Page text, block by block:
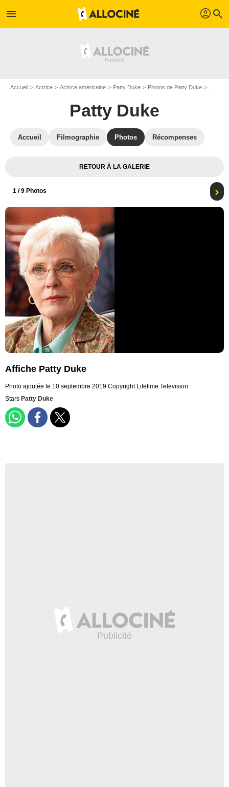
menu profil search
Accueil Actrice Actrice américaine Patty Duke Photos de Patty Duke
Patty Duke
Accueil Filmographie Photos Récompenses
RETOUR À LA GALERIE
1 / 9 Photos
Affiche Patty Duke
Photo ajoutée le 10 septembre 2019 Copyright Lifetime Television
Stars Patty Duke